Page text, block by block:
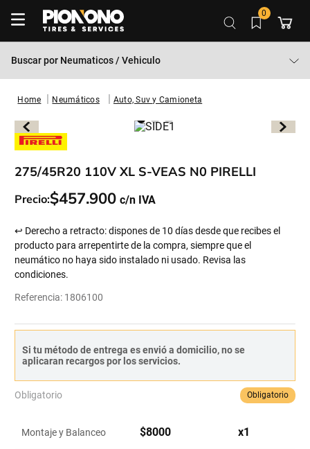
0
Buscar por Neumaticos / Vehiculo
Neumáticos Auto, Suv y Camioneta
275/45R20 110V XL S-VEAS N0 PIRELLI
Precio:$457.900
↩ Derecho a retracto: dispones de 10 días desde que recibes el
producto para arrepentirte de la compra, siempre que el
neumático no haya sido instalado ni usado. Revisa las
condiciones.
Referencia: 1806100
Si tu método de entrega es envió a domicilio, no se
aplicaran recargos por los servicios.
Obligatorio Obligatorio
Montaje y Balanceo $8000 x1